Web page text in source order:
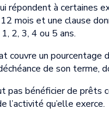
répondent à certaines
mois et une clause
2, 3, 4 ou 5 ans.
couvre un
de son
pas bénéficier de
l’activité qu’elle exerce.